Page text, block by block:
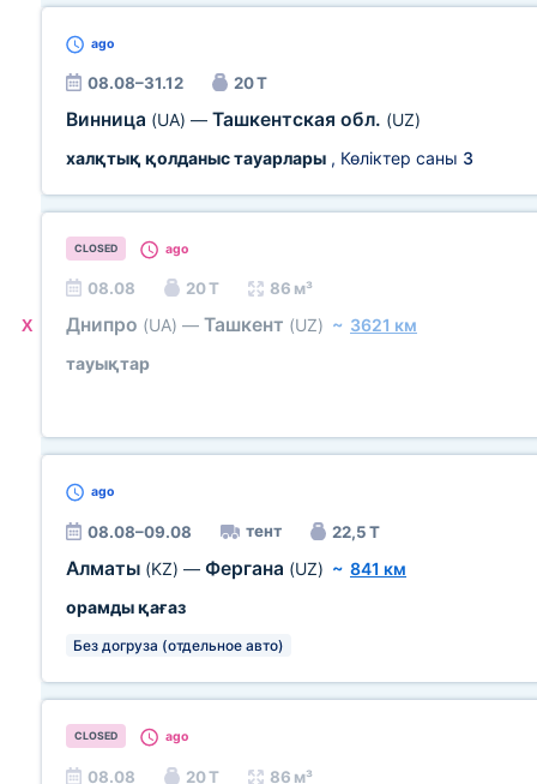
ago
08.08–31.12 20 Т
Винница (UA) — Ташкентская обл. (UZ)
халқтық қолданыс тауарлары , Көліктер саны 3
X
CLOSED ago
08.08 20 Т 86 м³
Днипро (UA) — Ташкент (UZ) ~ 3621 км
тауықтар
ago
08.08–09.08 тент 22,5 Т
Алматы (KZ) — Фергана (UZ) ~ 841 км
орамды қағаз
Без догруза (отдельное авто)
CLOSED ago
08.08 20 Т 86 м³